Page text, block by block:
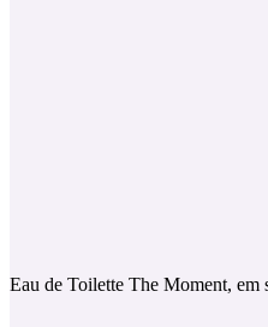
Eau de Toilette The Moment,